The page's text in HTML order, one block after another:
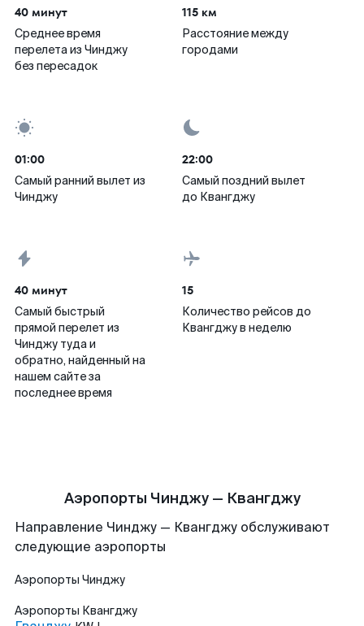
40 минут
Среднее время
перелета из Чинджу
без пересадок
115 км
Расстояние между
городами
01:00
Самый ранний вылет из
Чинджу
22:00
Самый поздний вылет
до Квангджу
40 минут
Самый быстрый
прямой перелет из
Чинджу туда и
обратно, найденный на
нашем сайте за
последнее время
15
Количество рейсов до
Квангджу в неделю
Аэропорты Чинджу — Квангджу
Направление Чинджу — Квангджу обслуживают
следующие аэропорты
Аэропорты Чинджу
Аэропорты Квангджу